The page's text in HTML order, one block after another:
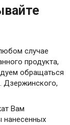
случае
продукта,
обращаться
Дзержинского,
Вам
нанесенных